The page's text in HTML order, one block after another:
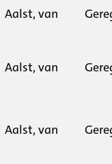
Aalst, van
Aalst, van
Aalst, van